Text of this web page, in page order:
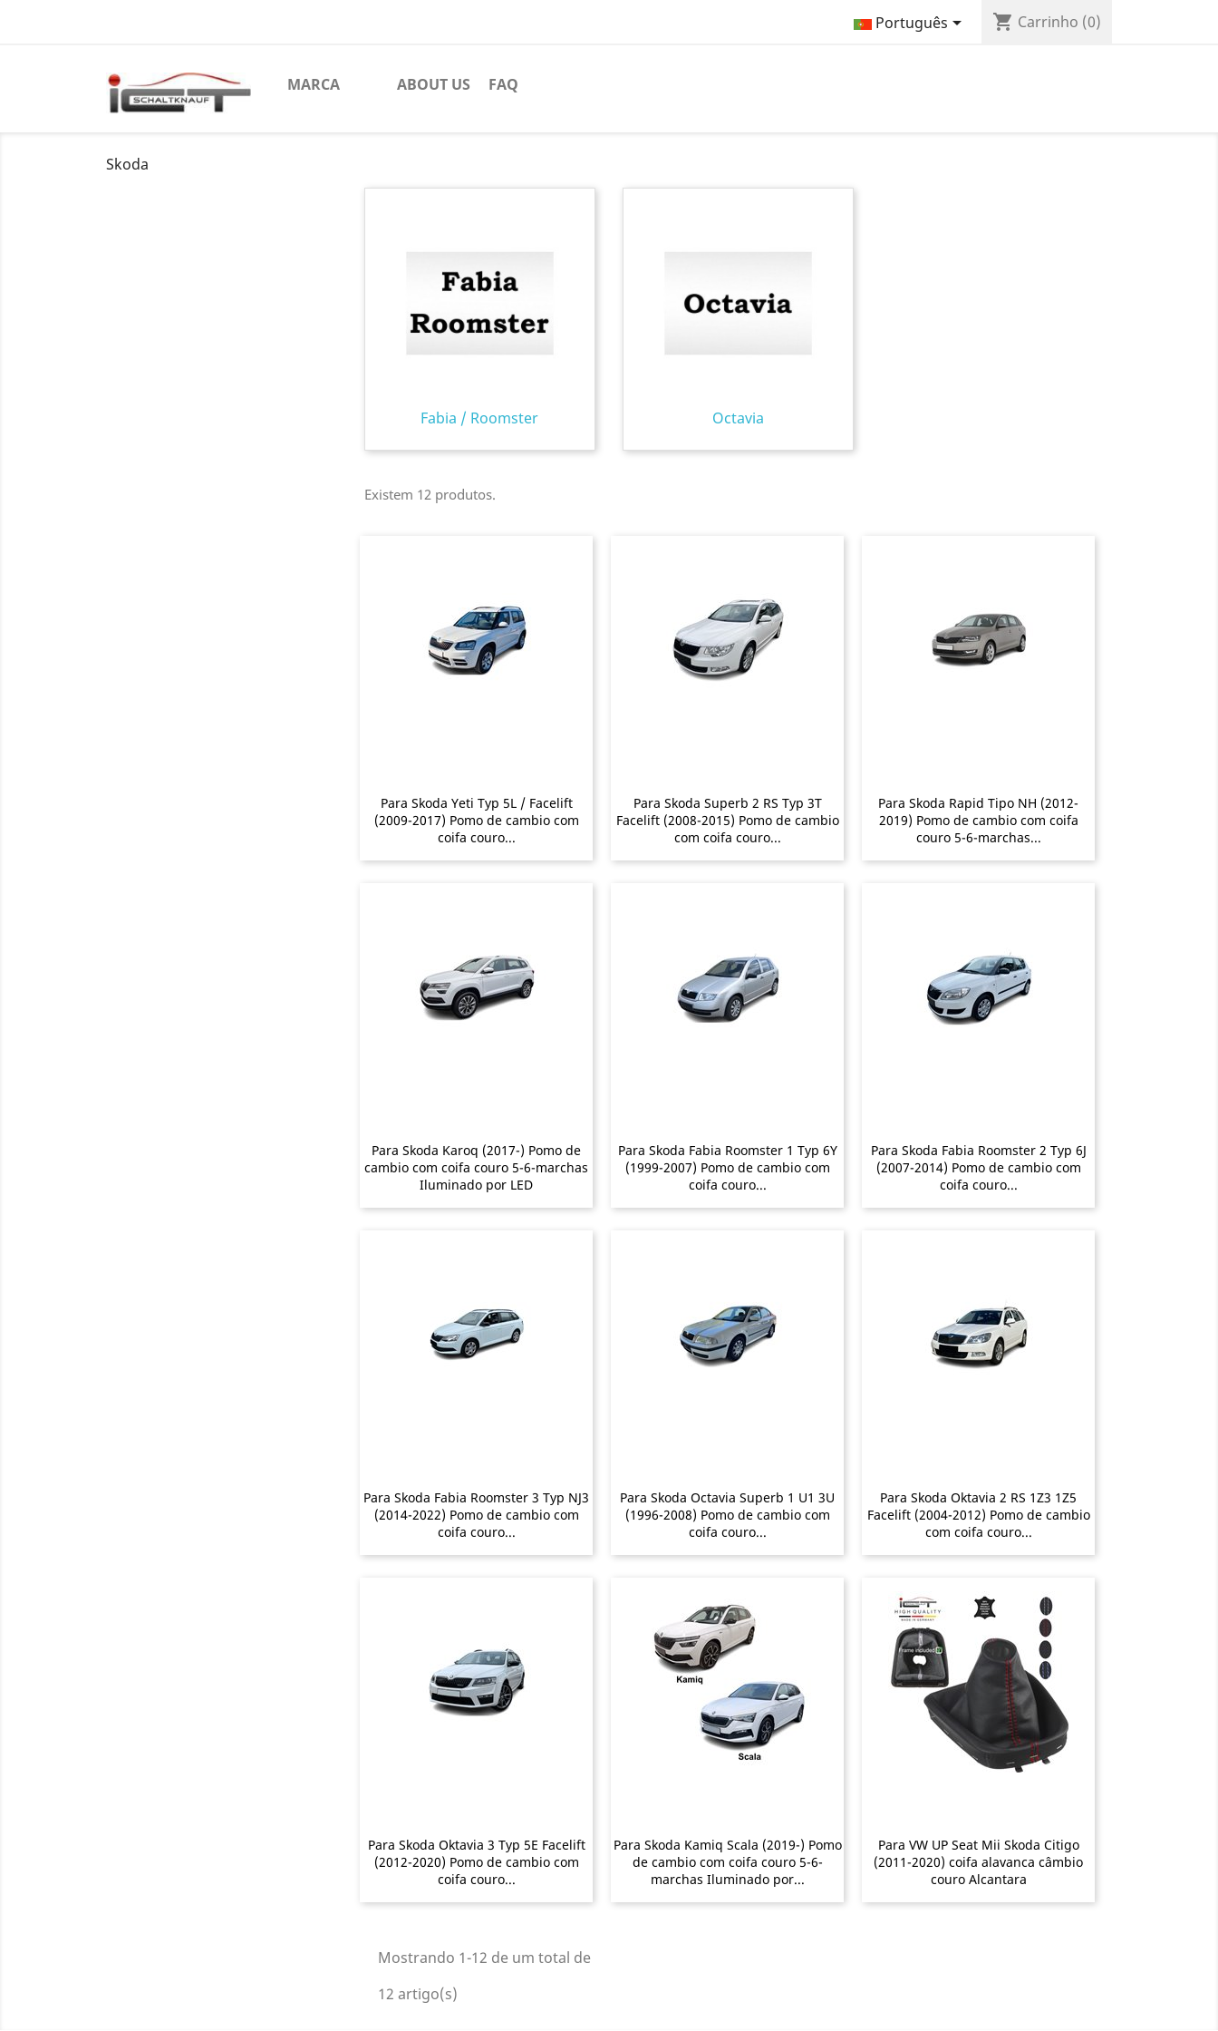
Português shopping_cart Carrinho (0)
MARCA ABOUT US FAQ
Skoda
Fabia / Roomster Octavia
Existem 12 produtos.
Para Skoda Yeti Typ 5L / Facelift
(2009-2017) Pomo de cambio com
coifa couro...
Para Skoda Superb 2 RS Typ 3T
Facelift (2008-2015) Pomo de cambio
com coifa couro...
Para Skoda Rapid Tipo NH (2012-
2019) Pomo de cambio com coifa
couro 5-6-marchas...
Para Skoda Karoq (2017-) Pomo de
cambio com coifa couro 5-6-marchas
Iluminado por LED
Para Skoda Fabia Roomster 1 Typ 6Y
(1999-2007) Pomo de cambio com
coifa couro...
Para Skoda Fabia Roomster 2 Typ 6J
(2007-2014) Pomo de cambio com
coifa couro...
Para Skoda Fabia Roomster 3 Typ NJ3
(2014-2022) Pomo de cambio com
coifa couro...
Para Skoda Octavia Superb 1 U1 3U
(1996-2008) Pomo de cambio com
coifa couro...
Para Skoda Oktavia 2 RS 1Z3 1Z5
Facelift (2004-2012) Pomo de cambio
com coifa couro...
Para Skoda Oktavia 3 Typ 5E Facelift
(2012-2020) Pomo de cambio com
coifa couro...
Para Skoda Kamiq Scala (2019-) Pomo
de cambio com coifa couro 5-6-
marchas Iluminado por...
Para VW UP Seat Mii Skoda Citigo
(2011-2020) coifa alavanca câmbio
couro Alcantara
Mostrando 1-12 de um total de
12 artigo(s)